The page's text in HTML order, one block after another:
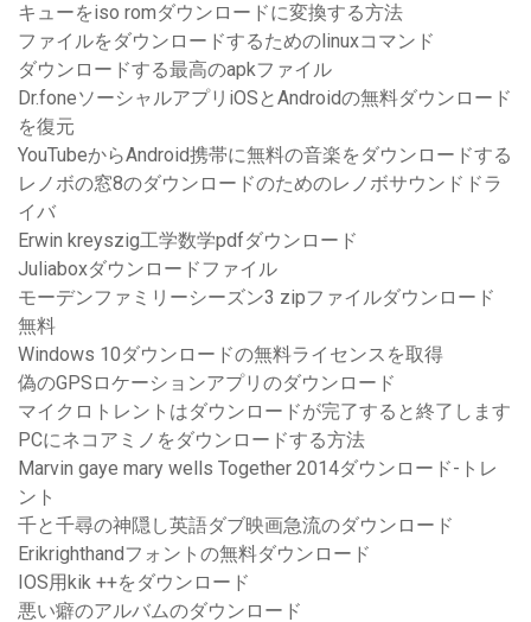
キューをiso romダウンロードに変換する方法
ファイルをダウンロードするためのlinuxコマンド
ダウンロードする最高のapkファイル
Dr.foneソーシャルアプリiOSとAndroidの無料ダウンロード
を復元
YouTubeからAndroid携帯に無料の音楽をダウンロードする
レノボの窓8のダウンロードのためのレノボサウンドドラ
イバ
Erwin kreyszig工学数学pdfダウンロード
Juliaboxダウンロードファイル
モーデンファミリーシーズン3 zipファイルダウンロード
無料
Windows 10ダウンロードの無料ライセンスを取得
偽のGPSロケーションアプリのダウンロード
マイクロトレントはダウンロードが完了すると終了します
PCにネコアミノをダウンロードする方法
Marvin gaye mary wells Together 2014ダウンロード-トレ
ント
千と千尋の神隠し英語ダブ映画急流のダウンロード
Erikrighthandフォントの無料ダウンロード
IOS用kik ++をダウンロード
悪い癖のアルバムのダウンロード